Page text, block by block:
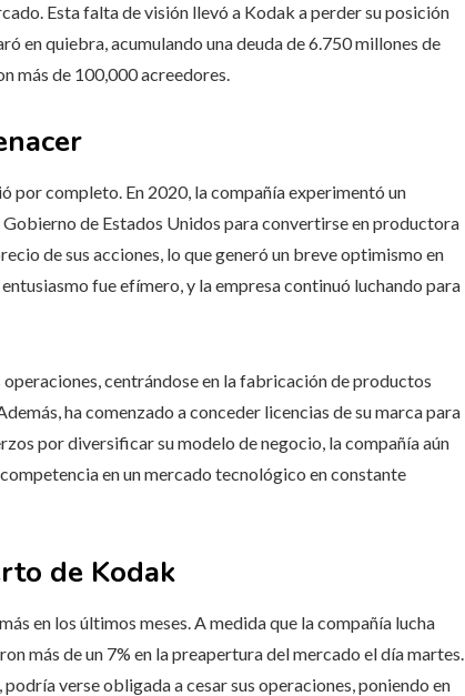
Esta falta de visión llevó a Kodak a perder su posición
en quiebra, acumulando una deuda de 6.750 millones de
más de 100,000 acreedores.
por completo. En 2020, la compañía experimentó un
de Estados Unidos para convertirse en productora
de sus acciones, lo que generó un breve optimismo en
fue efímero, y la empresa continuó luchando para
centrándose en la fabricación de productos
ha comenzado a conceder licencias de su marca para
por diversificar su modelo de negocio, la compañía aún
en un mercado tecnológico en constante
de Kodak
en los últimos meses. A medida que la compañía lucha
más de un 7% en la preapertura del mercado el día martes.
verse obligada a cesar sus operaciones, poniendo en